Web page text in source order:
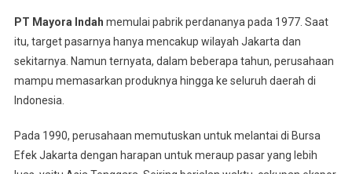
PT Mayora Indah memulai pabrik perdananya pada 1977. Saat
itu, target pasarnya hanya mencakup wilayah Jakarta dan
sekitarnya. Namun ternyata, dalam beberapa tahun, perusahaan
mampu memasarkan produknya hingga ke seluruh daerah di
Indonesia.
Pada 1990, perusahaan memutuskan untuk melantai di Bursa
Efek Jakarta dengan harapan untuk meraup pasar yang lebih